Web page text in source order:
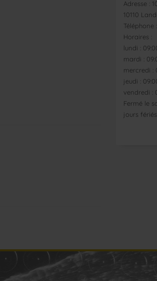
Adresse :
10110
Téléphone
Horaires :
lundi :
mardi :
mercredi :
jeudi :
vendredi :
Fermé le
jours fériés.